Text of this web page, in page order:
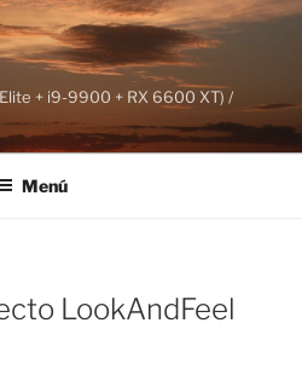
+ i9-9900 + RX 6600 XT) /
Menú
LookAndFeel